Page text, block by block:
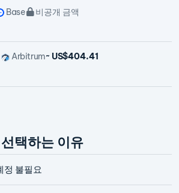
Base 비공개 금액
Arbitrum~ US$404.41
택하는 이유
정 불필요